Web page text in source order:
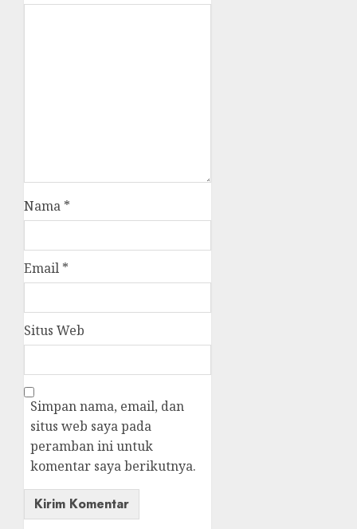
Nama *
Email *
Situs Web
Simpan nama, email, dan
situs web saya pada
peramban ini untuk
komentar saya berikutnya.